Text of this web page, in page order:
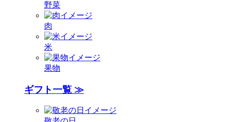
野菜
肉
米
果物
ギフト一覧 ≫